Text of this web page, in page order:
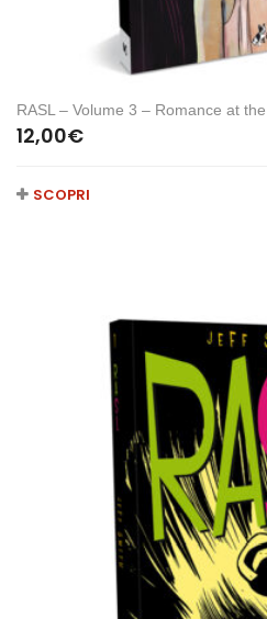
RASL – Volume 3 – Romance at
12,00€
SCOPRI